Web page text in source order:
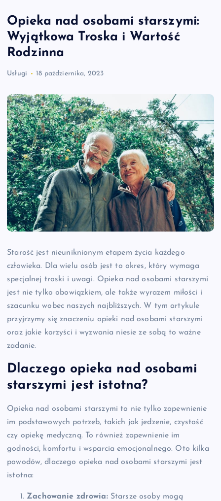
Opieka nad osobami starszymi:
Wyjątkowa Troska i Wartość
Rodzinna
Usługi 18 października, 2023
Starość jest nieuniknionym etapem życia każdego
człowieka. Dla wielu osób jest to okres, który wymaga
specjalnej troski i uwagi. Opieka nad osobami starszymi
jest nie tylko obowiązkiem, ale także wyrazem miłości i
szacunku wobec naszych najbliższych. W tym artykule
przyjrzymy się znaczeniu opieki nad osobami starszymi
oraz jakie korzyści i wyzwania niesie ze sobą to ważne
zadanie.
Dlaczego opieka nad osobami
starszymi jest istotna?
Opieka nad osobami starszymi to nie tylko zapewnienie
im podstawowych potrzeb, takich jak jedzenie, czystość
czy opiekę medyczną. To również zapewnienie im
godności, komfortu i wsparcia emocjonalnego. Oto kilka
powodów, dlaczego opieka nad osobami starszymi jest
istotna:
Zachowanie zdrowia:Starsze osoby mogą